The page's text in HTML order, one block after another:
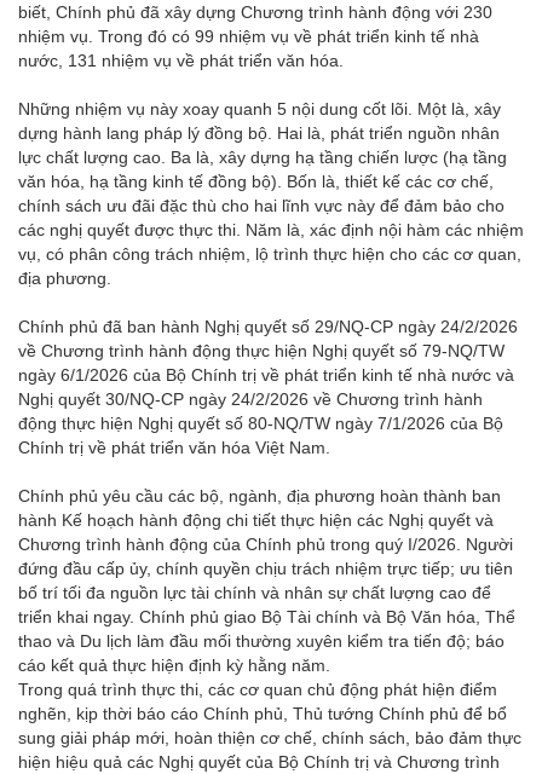
biết, Chính phủ đã xây dựng Chương trình hành động với 230
nhiệm vụ. Trong đó có 99 nhiệm vụ về phát triển kinh tế nhà
nước, 131 nhiệm vụ về phát triển văn hóa.
Những nhiệm vụ này xoay quanh 5 nội dung cốt lõi. Một là, xây
dựng hành lang pháp lý đồng bộ. Hai là, phát triển nguồn nhân
lực chất lượng cao. Ba là, xây dựng hạ tầng chiến lược (hạ tầng
văn hóa, hạ tầng kinh tế đồng bộ). Bốn là, thiết kế các cơ chế,
chính sách ưu đãi đặc thù cho hai lĩnh vực này để đảm bảo cho
các nghị quyết được thực thi. Năm là, xác định nội hàm các nhiệm
vụ, có phân công trách nhiệm, lộ trình thực hiện cho các cơ quan,
địa phương.
Chính phủ đã ban hành Nghị quyết số 29/NQ-CP ngày 24/2/2026
về Chương trình hành động thực hiện Nghị quyết số 79-NQ/TW
ngày 6/1/2026 của Bộ Chính trị về phát triển kinh tế nhà nước và
Nghị quyết 30/NQ-CP ngày 24/2/2026 về Chương trình hành
động thực hiện Nghị quyết số 80-NQ/TW ngày 7/1/2026 của Bộ
Chính trị về phát triển văn hóa Việt Nam.
Chính phủ yêu cầu các bộ, ngành, địa phương hoàn thành ban
hành Kế hoạch hành động chi tiết thực hiện các Nghị quyết và
Chương trình hành động của Chính phủ trong quý I/2026. Người
đứng đầu cấp ủy, chính quyền chịu trách nhiệm trực tiếp; ưu tiên
bố trí tối đa nguồn lực tài chính và nhân sự chất lượng cao để
triển khai ngay. Chính phủ giao Bộ Tài chính và Bộ Văn hóa, Thể
thao và Du lịch làm đầu mối thường xuyên kiểm tra tiến độ; báo
cáo kết quả thực hiện định kỳ hằng năm.
Trong quá trình thực thi, các cơ quan chủ động phát hiện điểm
nghẽn, kịp thời báo cáo Chính phủ, Thủ tướng Chính phủ để bổ
sung giải pháp mới, hoàn thiện cơ chế, chính sách, bảo đảm thực
hiện hiệu quả các Nghị quyết của Bộ Chính trị và Chương trình